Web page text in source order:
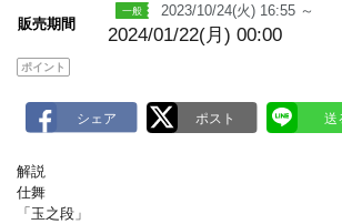
販売期間
2023/10/24(火) 16:55 ～
2024/01/22(月) 00:00
ポイント
解説
仕舞
「玉之段」